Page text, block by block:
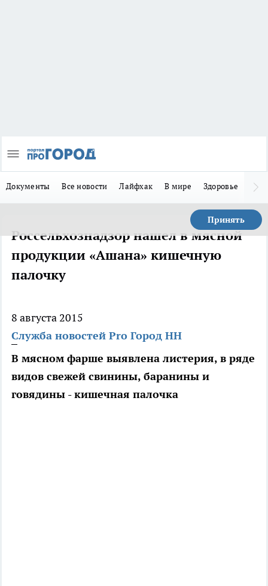
Документы Все новости Лайфхак В мире Здоровье
Принять
Россельхознадзор нашел в мясной
продукции «Ашана» кишечную
палочку
8 августа 2015
Служба новостей Pro Город НН
В мясном фарше выявлена листерия, в ряде
видов свежей свинины, баранины и
говядины - кишечная палочка